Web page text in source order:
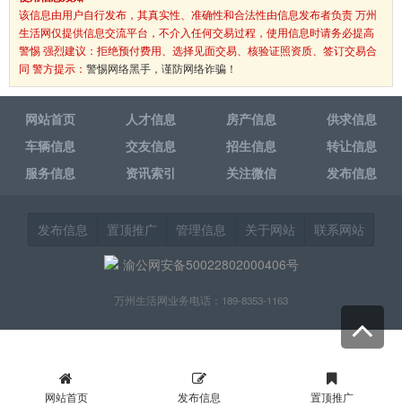
该信息由用户自行发布，其真实性、准确性和合法性由信息发布者负责 万州
生活网仅提供信息交流平台，不介入任何交易过程，使用信息时请务必提高
警惕 强烈建议：拒绝预付费用、选择见面交易、核验证照资质、签订交易合
同 警方提示： 警惕网络黑手，谨防网络诈骗！
网站首页 人才信息 房产信息
供求信息
车辆信息
交友信息 招生信息
转让信息
服务信息
资讯索引 关注微信 发布信息
发布信息 置顶推广 管理信息 关于网站
联系网站
渝公网安备50022802000406号
万州生活网业务电话：189-8353-1163
网站首页 发布信息 置顶推广